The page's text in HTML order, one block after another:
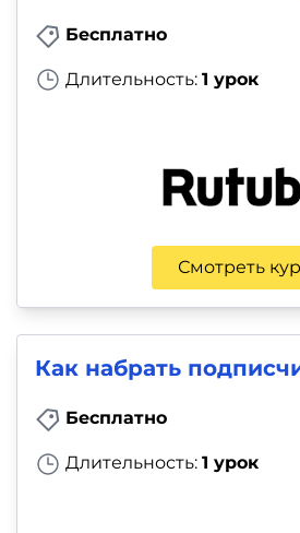
Бесплатно
Длительность: 1 урок
Смотреть
Как набрать
Бесплатно
Длительность: 1 урок